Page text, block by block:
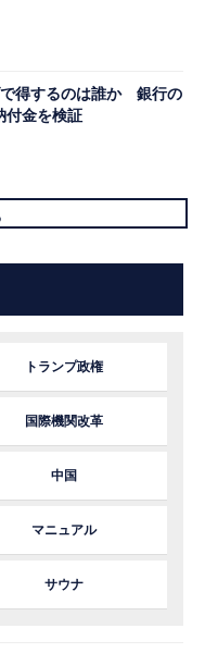
で得するのは誰か 銀行の
付金を検証
トランプ政権
国際機関改革
中国
マニュアル
サウナ